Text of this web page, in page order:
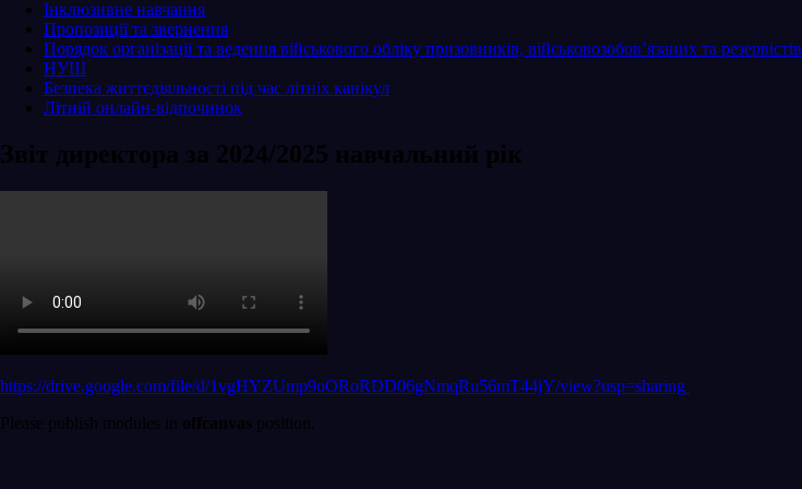
Інклюзивне навчання
Пропозиції та звернення
Порядок організації та ведення військового обліку призовників, військовозобов’язаних та резервістів
НУШ
Безпека життєдіяльності під час літніх канікул
Літній онлайн-відпочинок
Звіт директора за 2024/2025 навчальний рік
https://drive.google.com/file/d/1vgHYZUmp9oORoRDD06gNmqRu56mT44jY/view?usp=sharing
Please publish modules in offcanvas position.